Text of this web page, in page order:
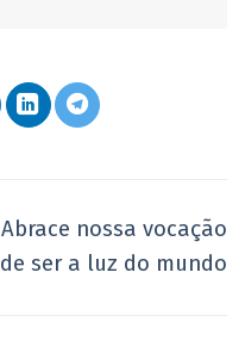
Abrace nossa vocação
de ser a luz do mundo